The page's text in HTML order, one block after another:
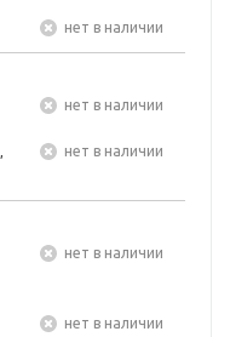
Нет в наличии
Нет в наличии
Нет в наличии
Нет в наличии
Нет в наличии